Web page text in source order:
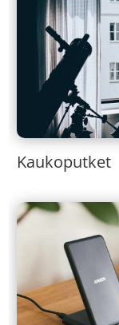
Kaukoputket